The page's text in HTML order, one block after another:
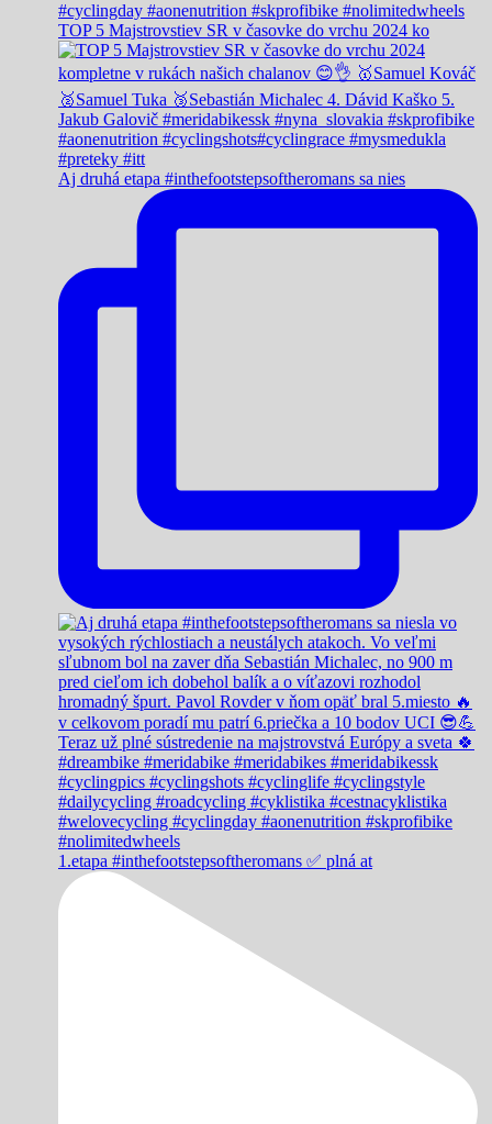
TOP 5 Majstrovstiev SR v časovke do vrchu 2024 ko
Aj druhá etapa #inthefootstepsoftheromans sa nies
1.etapa #inthefootstepsoftheromans ✅️ plná at